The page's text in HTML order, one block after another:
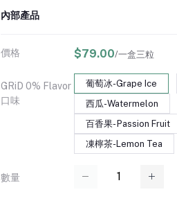
內部產品
價格 $79.00/一盒三粒
GRiD 0% Flavor
口味
葡萄冰-Grape Ice
西瓜-Watermelon
百香果- Passion Fruit
凍檸茶-Lemon Tea
數量